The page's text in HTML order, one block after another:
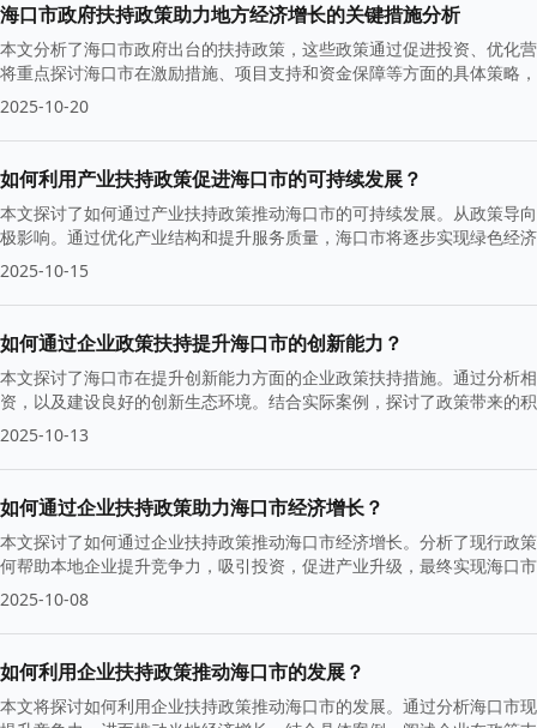
海口市政府扶持政策助力地方经济增长的关键措施分析
本文分析了海口市政府出台的扶持政策，这些政策通过促进投资、优化
将重点探讨海口市在激励措施、项目支持和资金保障等方面的具体策略
2025-10-20
如何利用产业扶持政策促进海口市的可持续发展？
本文探讨了如何通过产业扶持政策推动海口市的可持续发展。从政策导
极影响。通过优化产业结构和提升服务质量，海口市将逐步实现绿色经
2025-10-15
如何通过企业政策扶持提升海口市的创新能力？
本文探讨了海口市在提升创新能力方面的企业政策扶持措施。通过分析
资，以及建设良好的创新生态环境。结合实际案例，探讨了政策带来的
2025-10-13
如何通过企业扶持政策助力海口市经济增长？
本文探讨了如何通过企业扶持政策推动海口市经济增长。分析了现行政
何帮助本地企业提升竞争力，吸引投资，促进产业升级，最终实现海口
2025-10-08
如何利用企业扶持政策推动海口市的发展？
本文将探讨如何利用企业扶持政策推动海口市的发展。通过分析海口市